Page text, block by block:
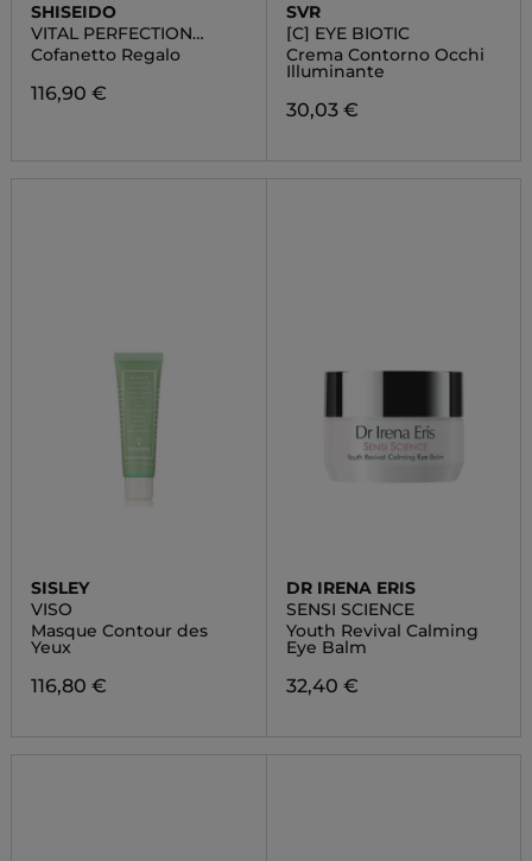
SHISEIDO
VITAL PERFECTION
SUPREME POUCH SET
Cofanetto Regalo
116,90 €
SVR
[C] EYE BIOTIC
Crema Contorno Occhi
Illuminante
30,03 €
SISLEY
VISO
Masque Contour des
Yeux
116,80 €
DR IRENA ERIS
SENSI SCIENCE
Youth Revival Calming
Eye Balm
32,40 €